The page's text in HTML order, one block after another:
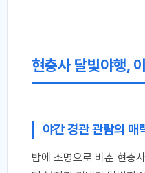
현충사 달빛야행,
야간 경관 관람의 매
밤에 조명으로 비춘 현충